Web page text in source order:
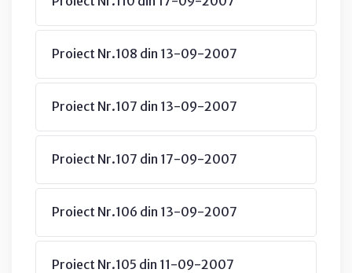
Proiect Nr.108 din 13-09-2007
Proiect Nr.107 din 13-09-2007
Proiect Nr.107 din 17-09-2007
Proiect Nr.106 din 13-09-2007
Proiect Nr.105 din 11-09-2007